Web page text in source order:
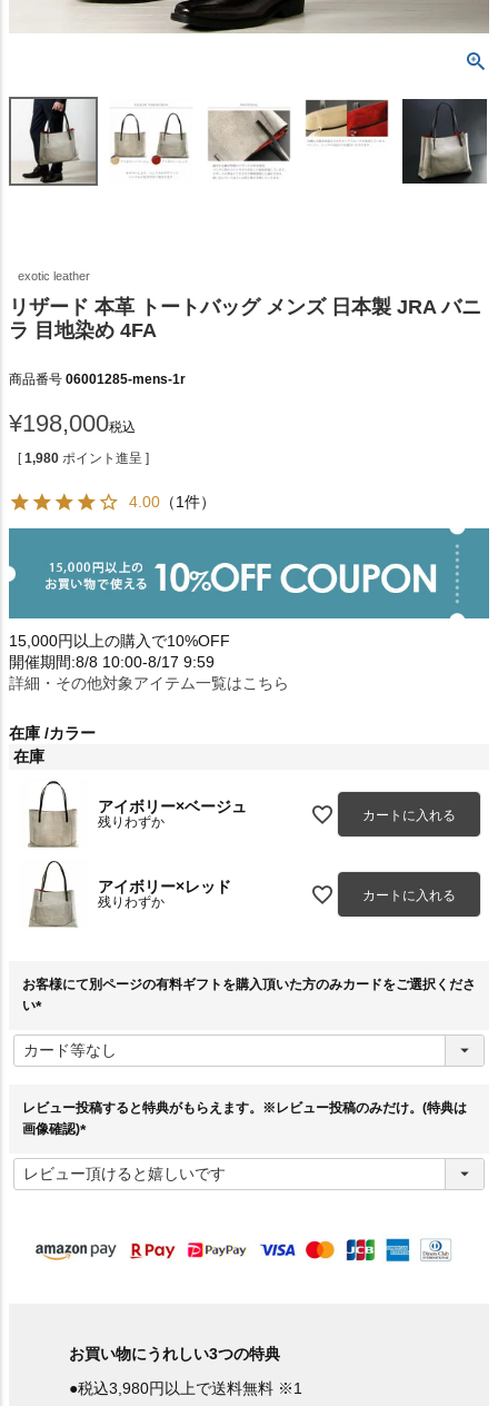
exotic leather
リザード 本革 トートバッグ メンズ 日本製 JRA バニ
ラ 目地染め 4FA
商品番号 06001285-mens-1r
¥198,000税込
[ 1,980 ポイント進呈 ]
4.00 （1件）
15,000円以上の購入で10%OFF
開催期間:8/8 10:00-8/17 9:59
詳細・その他対象アイテム一覧はこちら
在庫 カラー
在庫
アイボリー×ベージュ
残りわずか カートに入れる
アイボリー×レッド
残りわずか カートに入れる
お客様にて別ページの有料ギフトを購入頂いた方のみカードをご選択くださ
い
必
須
レビュー投稿すると特典がもらえます。※レビュー投稿のみだけ。(特典は
画像確認)
必
須
お買い物にうれしい3つの特典
●税込3,980円以上で送料無料 ※1